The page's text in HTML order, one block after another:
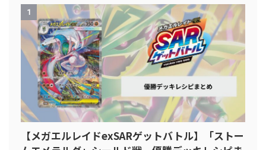
1
【メガエルレイドexSARゲットバトル】「ストー